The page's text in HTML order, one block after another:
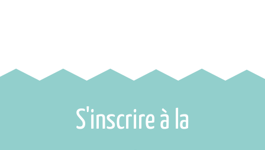
S'inscrire à la